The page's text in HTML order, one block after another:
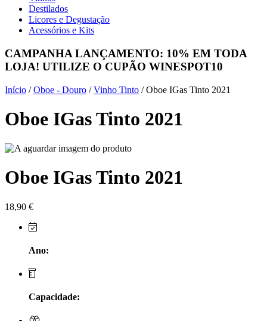
Herdade do Moinho Branco - Alentejo
Herdade do Sobroso Alentejo
Herdade dos Coteis Alentejo
Herdade Papa Leite - Alentejo
Horacio Simoes Setubal
Isento - Douro
Destilados
Licores e Degustação
Acessórios e Kits
CAMPANHA LANÇAMENTO: 10% EM TODA
LOJA! UTILIZE O CUPÃO WINESPOT10
Início /Oboe - Douro /Vinho Tinto / Oboe IGas Tinto 2021
Oboe IGas Tinto 2021
Oboe IGas Tinto 2021
18,90 €
Ano:
Capacidade: